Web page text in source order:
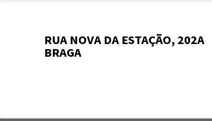
RUA NOVA DA ESTAÇÃO, 202A
BRAGA